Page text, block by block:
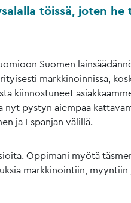
töissä, joten he
Suomen
markkinoinnissa,
kiinnostuneet
nyt pystyn aiempaa
ja Espanjan välillä.
Oppimani myötä
markkinointiin, myyntiin